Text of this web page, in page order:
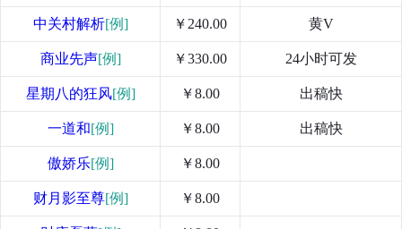
中关村解析[例] ￥240.00 黄V
商业先声[例] ￥330.00 24小时可发
星期八的狂风[例] ￥8.00 出稿快
一道和[例] ￥8.00 出稿快
傲娇乐[例] ￥8.00
财月影至尊[例] ￥8.00